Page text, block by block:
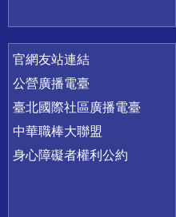
官網友站連結
公營廣播電臺
臺北國際社區廣播電臺
中華職棒大聯盟
身心障礙者權利公約